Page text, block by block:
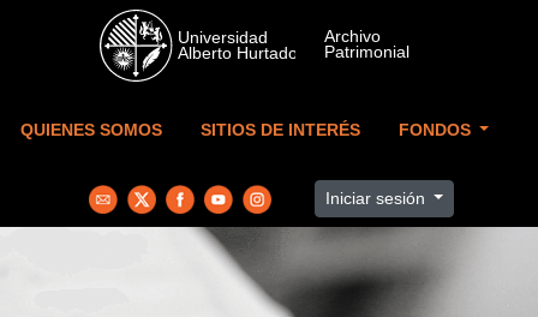
Skip to main content
QUIENES SOMOS SITIOS DE INTERÉS FONDOS
Iniciar sesión